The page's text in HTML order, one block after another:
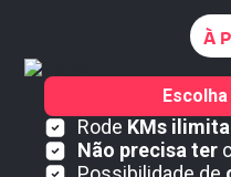
À
Rode KMs
Não precisa ter